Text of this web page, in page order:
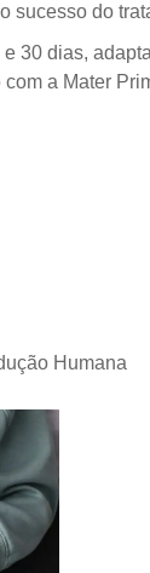
sucesso do
30 dias,
com a Mater
Humana